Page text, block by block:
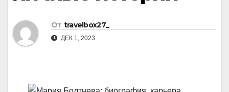
От travelbox27_
ДЕК 1, 2023